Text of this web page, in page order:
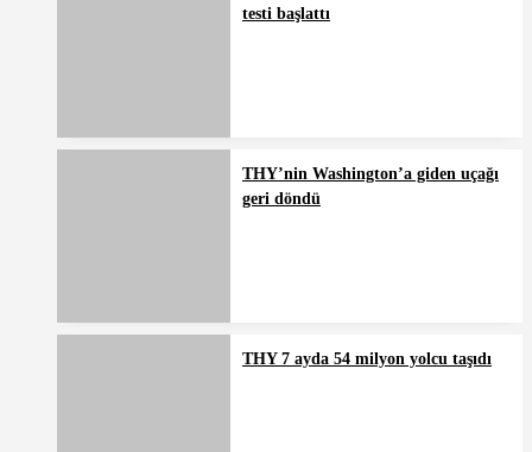
testi başlattı
THY’nin Washington’a giden uçağı
geri döndü
THY 7 ayda 54 milyon yolcu taşıdı